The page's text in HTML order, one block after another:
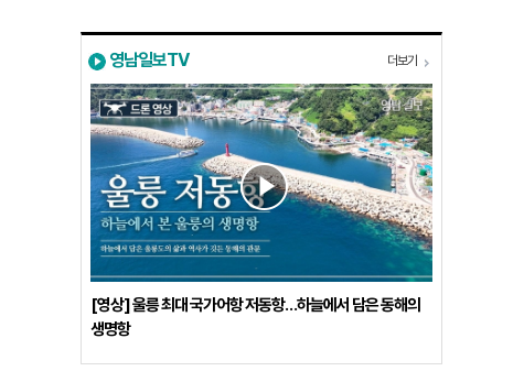
영남일보TV 더보기
[영상] 울릉 최대 국가어항 저동항…하늘에서 담은 동해의
생명항